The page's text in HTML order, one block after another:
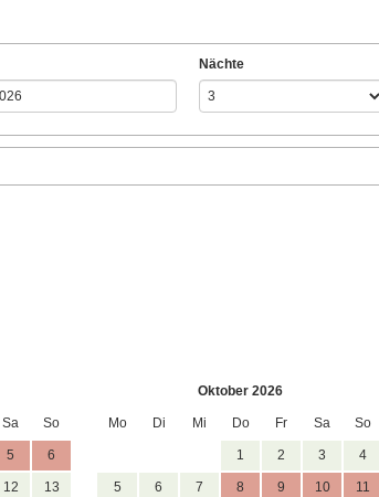
Nächte
Sa So
5 6
12 13
Oktober 2026
Mo Di Mi Do Fr Sa So
1 2 3 4
5 6 7 8 9 10 11